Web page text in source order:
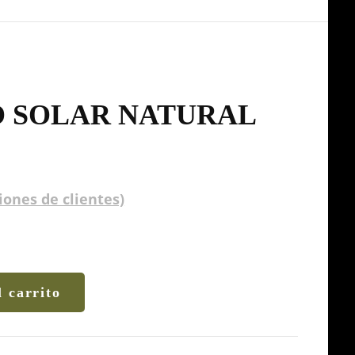
SOLAR NATURAL
de clientes)
carrito